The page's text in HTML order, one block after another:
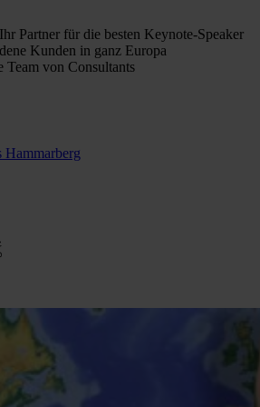
Partner für die besten Keynote-Speaker
Kunden in ganz Europa
Team von Consultants
Hammarberg